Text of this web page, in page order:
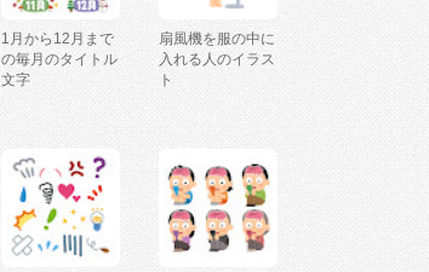
1月から12月まで
の毎月のタイトル
文字
扇風機を服の中に
入れる人のイラス
ト